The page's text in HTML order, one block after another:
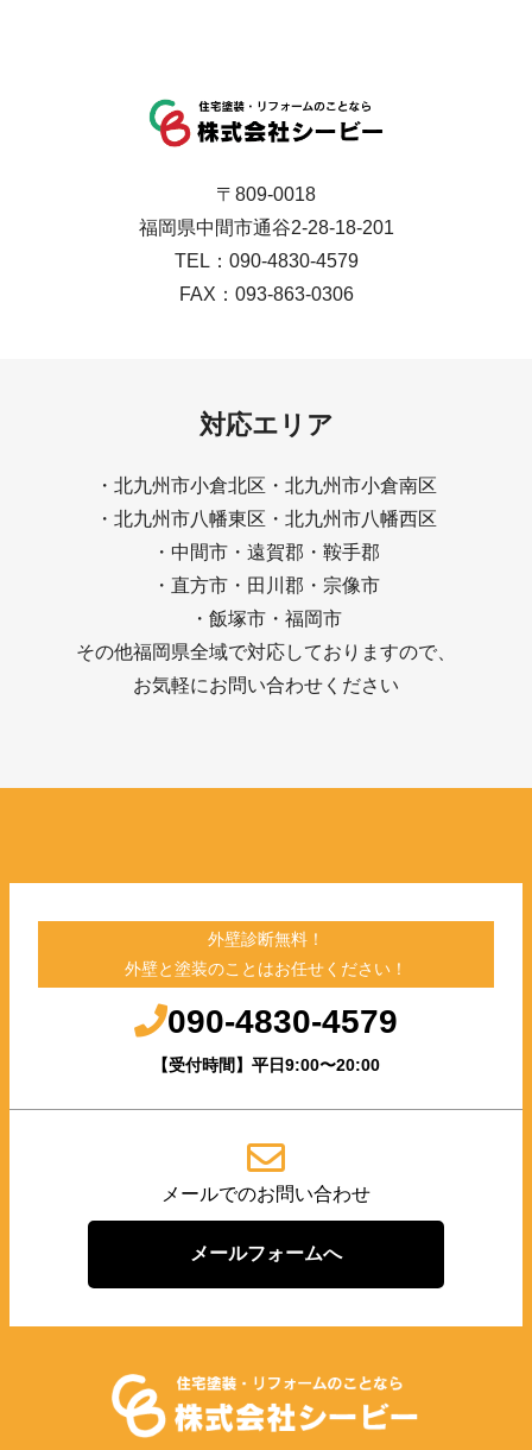
〒809-0018
福岡県中間市通谷2-28-18-201
TEL：090-4830-4579
FAX：093-863-0306
対応エリア
・北九州市小倉北区・北九州市小倉南区
・北九州市八幡東区・北九州市八幡西区
・中間市・遠賀郡・鞍手郡
・直方市・田川郡・宗像市
・飯塚市・福岡市
その他福岡県全域で対応しておりますので、
お気軽にお問い合わせください
外壁診断無料！
外壁と塗装のことはお任せください！
090-4830-4579
【受付時間】平日9:00〜20:00
メールでのお問い合わせ
メールフォームへ